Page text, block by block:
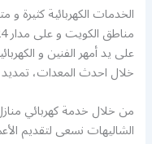
الخدمات الكهربائية كثيرة
على يد أمهر الفنين و
خلال احدث المعدات، تمديد
من خلال خدمة كهربائي
الشاليهات نسعى لتقديم